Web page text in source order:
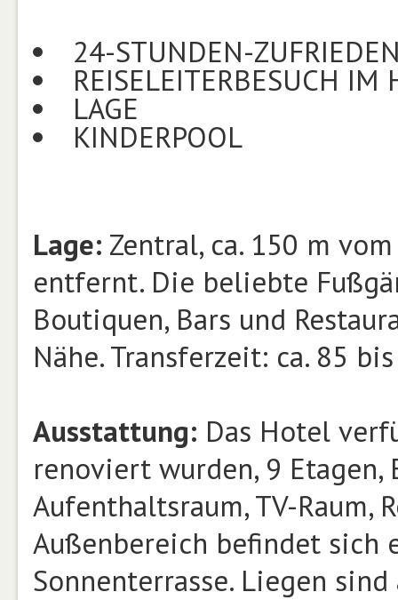
24-STUNDEN-
REISELEITERBESUCH IM
LAGE
KINDERPOOL
Lage: Zentral, ca. 150 m
entfernt. Die beliebte
Boutiquen, Bars und
Nähe. Transferzeit: ca. 85
Ausstattung: Das Hotel
renoviert wurden, 9
Aufenthaltsraum, TV-Raum,
Außenbereich befindet
Sonnenterrasse. Liegen